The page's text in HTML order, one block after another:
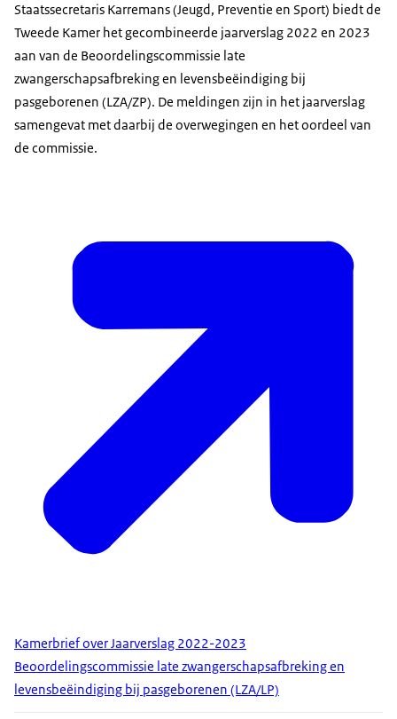
Staatssecretaris Karremans (Jeugd, Preventie en Sport) biedt de
Tweede Kamer het gecombineerde jaarverslag 2022 en 2023
aan van de Beoordelingscommissie late
zwangerschapsafbreking en levensbeëindiging bij
pasgeborenen (LZA/ZP). De meldingen zijn in het jaarverslag
samengevat met daarbij de overwegingen en het oordeel van
de commissie.
Kamerbrief over Jaarverslag 2022-2023
Beoordelingscommissie late zwangerschapsafbreking en
levensbeëindiging bij pasgeborenen (LZA/LP)